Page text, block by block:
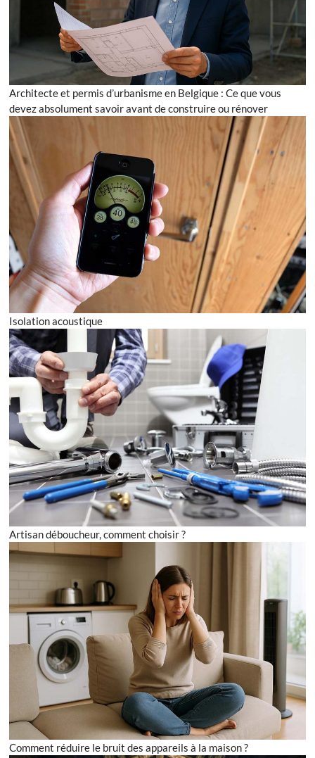
Architecte et permis d’urbanisme en Belgique : Ce que vous
devez absolument savoir avant de construire ou rénover
Isolation acoustique
Artisan déboucheur, comment choisir ?
Comment réduire le bruit des appareils à la maison ?